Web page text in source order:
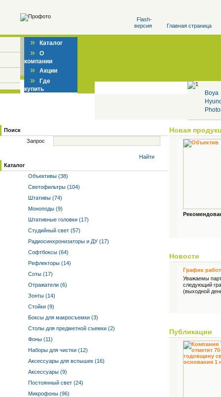
Flash-
версия
Главная страница
» Каталог
» О
компании
» Акции
» Где
купить
Boya
Поиск
Запрос
Найти
Каталог
Объективы (38)
Светофильтры (104)
Штативы (74)
Моноподы (9)
Штативные головки (17)
Студийный свет (57)
Радиосинхронизаторы и ДУ (17)
Софтбоксы (64)
Рефлекторы (14)
Соты (17)
Отражатели (6)
Зонты (14)
Стойки (9)
Боксы для макросъемки (3)
Столы для предметной съемки (2)
Фоны (11)
Наборы для чистки (12)
Аксессуары для вспышек (16)
Аксессуары (9)
Постоянный свет (24)
Микрофоны (96)
Новая
Новости
График
Уважаемы
следующий
(выходной
Публикации